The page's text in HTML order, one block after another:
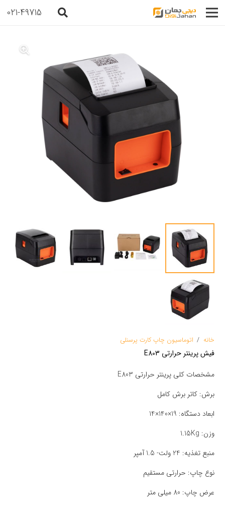
021-49715
خانه / اتوماسیون چاپ کارت پرسنلی
فیش پرینتر حرارتی E803
مشخصات کلی پرینتر حرارتی E803
برش: کاتر برش کامل
ابعاد دستگاه: 19×140×14
وزن: 1.15Kg
منبع تغذیه: 24 ولت- 1.5 آمپر
نوع چاپ: حرارتی مستقیم
عرض چاپ: 80 میلی متر